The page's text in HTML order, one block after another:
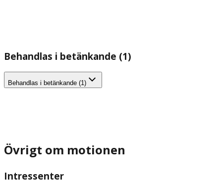
Behandlas i betänkande (1)
Behandlas i betänkande (1)
Övrigt om motionen
Intressenter